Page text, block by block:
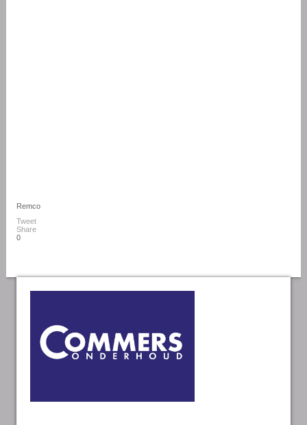
Remco
Tweet
Share
0